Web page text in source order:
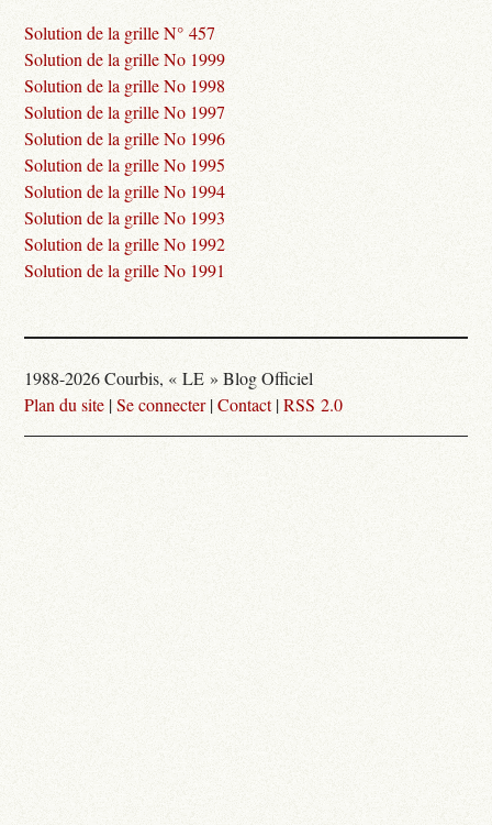
Solution de la grille N° 457
Solution de la grille No 1999
Solution de la grille No 1998
Solution de la grille No 1997
Solution de la grille No 1996
Solution de la grille No 1995
Solution de la grille No 1994
Solution de la grille No 1993
Solution de la grille No 1992
Solution de la grille No 1991
1988-2026 Courbis, « LE » Blog Officiel
Plan du site |Se connecter|Contact|RSS 2.0